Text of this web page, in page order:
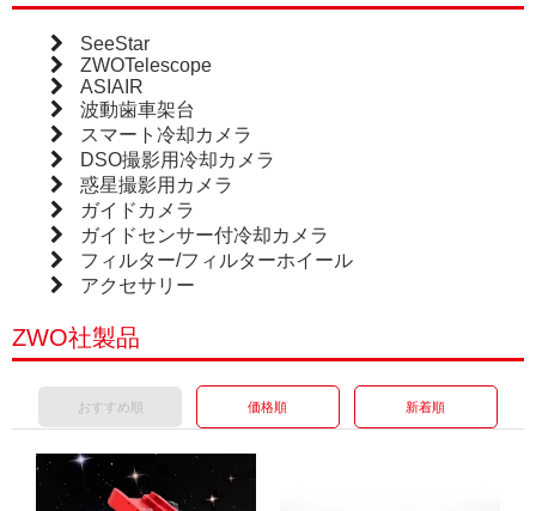
SeeStar
ZWOTelescope
ASIAIR
波動歯車架台
スマート冷却カメラ
DSO撮影用冷却カメラ
惑星撮影用カメラ
ガイドカメラ
ガイドセンサー付冷却カメラ
フィルター/フィルターホイール
アクセサリー
ZWO社製品
おすすめ順 価格順 新着順